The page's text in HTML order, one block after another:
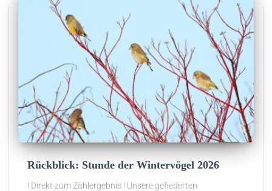
Rückblick: Stunde der Wintervögel 2026
! Direkt zum Zählergebnis ! Unsere gefiederten